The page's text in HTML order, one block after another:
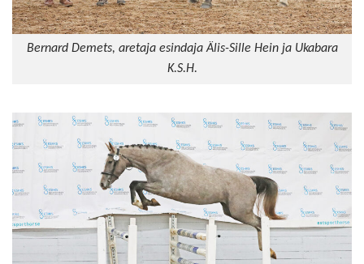
Bernard Demets, aretaja esindaja Älis-Sille Hein ja Ukabara
K.S.H.